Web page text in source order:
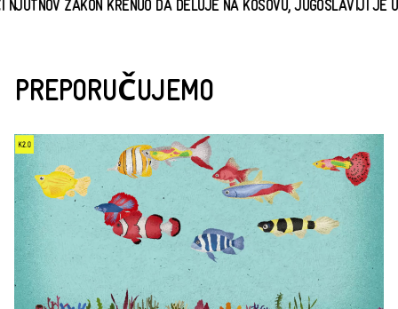
ZAKON KRENUO DA DELUJE NA KOSOVU, JUGOSLAVIJI JE
PREPORUČUJEMO